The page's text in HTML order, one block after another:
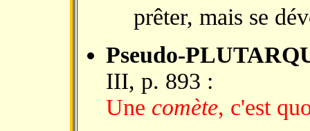
prêter, mais se
Pseudo-
III, p. 893 :
Une comète, c'est